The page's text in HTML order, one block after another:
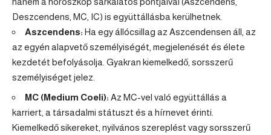
Deszcendens, MC, IC) is együttállásba kerülhetnek.
Aszcendens: Ha egy állócsillag az Aszcendensen áll, az
az egyén alapvető személyiségét, megjelenését és élete
kezdetét befolyásolja. Gyakran kiemelkedő, sorsszerű
személyiséget jelez.
MC (Medium Coeli): Az MC-vel való együttállás a
karriert, a társadalmi státuszt és a hírnevet érinti.
Kiemelkedő sikereket, nyilvános szereplést vagy sorsszerű